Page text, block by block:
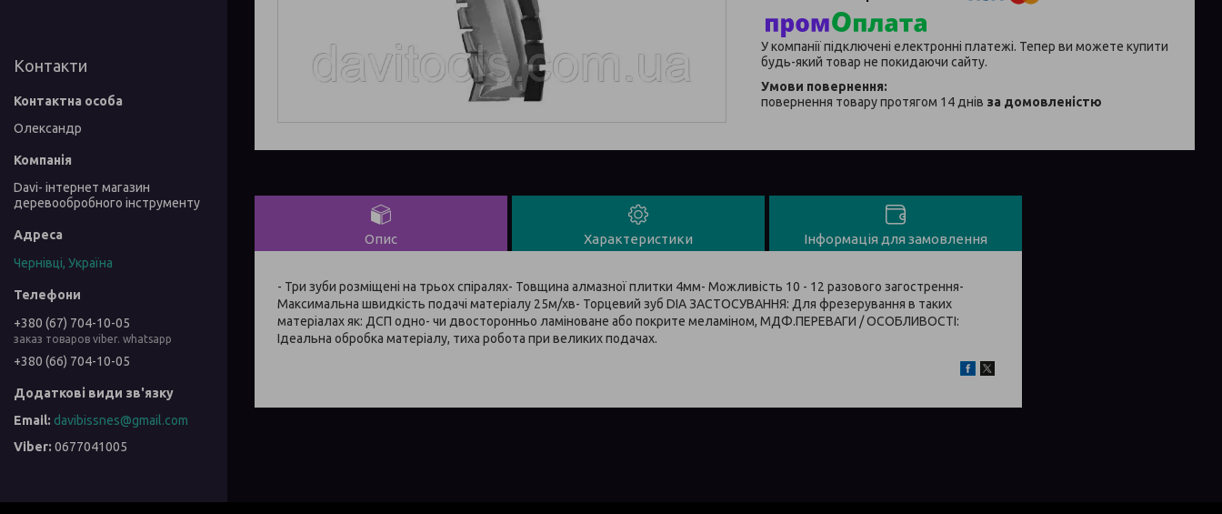
У компанії підключені електронні платежі. Тепер ви можете купити
будь-який товар не покидаючи сайту.
повернення товару протягом 14 днів за домовленістю
Опис Характеристики Інформація для замовлення
- Три зуби розміщені на трьох спіралях- Товщина алмазної плитки 4мм- Можливість 10 - 12 разового загострення-
Максимальна швидкість подачі матеріалу 25м/хв- Торцевий зуб DIA ЗАСТОСУВАННЯ: Для фрезерування в таких
матеріалах як: ДСП одно- чи двосторонньо ламіноване або покрите меламіном, МДФ.ПЕРЕВАГИ / ОСОБЛИВОСТІ:
Ідеальна обробка матеріалу, тиха робота при великих подачах.
Контакти
Олександр
Davi- інтернет магазин
деревообробного інструменту
Чернівці, Україна
+380 (67) 704-10-05
заказ товаров viber. whatsapp
+380 (66) 704-10-05
davibissnes@gmail.com
0677041005